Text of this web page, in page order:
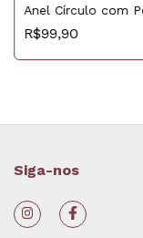
Anel Círculo com
R$99,90
Siga-nos